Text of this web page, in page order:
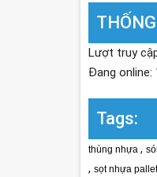
Lượt truy
Đang online:
Tags:
thùng nhựa ,
, sọt nhựa